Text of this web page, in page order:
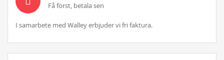
Få först, betala sen
I samarbete med Walley erbjuder vi fri faktura.